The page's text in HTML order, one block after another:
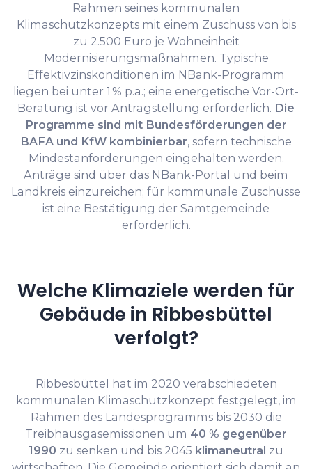
Rahmen seines kommunalen
Klimaschutzkonzepts mit einem Zuschuss von bis
zu 2.500 Euro je Wohneinheit
Modernisierungsmaßnahmen. Typische
Effektivzinskonditionen im NBank-Programm
liegen bei unter 1 % p.a.; eine energetische Vor-Ort-
Beratung ist vor Antragstellung erforderlich. Die
Programme sind mit Bundesförderungen der
BAFA und KfW kombinierbar, sofern technische
Mindestanforderungen eingehalten werden.
Anträge sind über das NBank-Portal und beim
Landkreis einzureichen; für kommunale Zuschüsse
ist eine Bestätigung der Samtgemeinde
erforderlich.
Welche Klimaziele werden für
Gebäude in Ribbesbüttel
verfolgt?
Ribbesbüttel hat im 2020 verabschiedeten
kommunalen Klimaschutzkonzept festgelegt, im
Rahmen des Landesprogramms bis 2030 die
Treibhausgasemissionen um 40 % gegenüber
1990 zu senken und bis 2045 klimaneutral zu